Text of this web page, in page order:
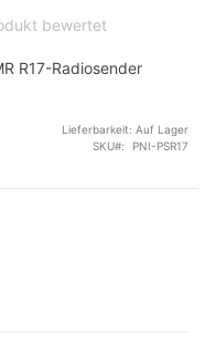
bewertet
R17-Radiosender
Lieferbarkeit: Auf Lager
SKU
PNI-PSR17